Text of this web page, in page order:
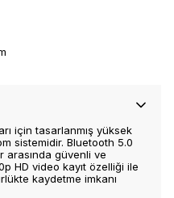
için tasarlanmış yüksek
sistemidir. Bluetooth 5.0
arasında güvenli ve
HD video kayıt özelliği ile
kaydetme imkanı